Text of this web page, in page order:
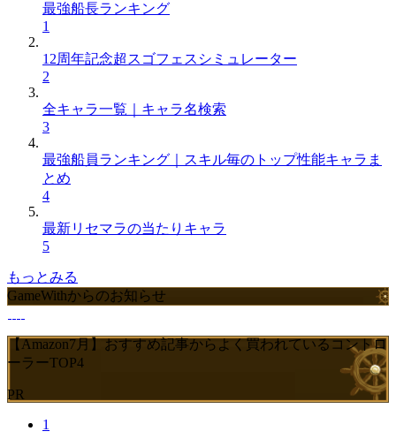
最強船長ランキング
1
12周年記念超スゴフェスシミュレーター
2
全キャラ一覧｜キャラ名検索
3
最強船員ランキング｜スキル毎のトップ性能キャラま
とめ
4
最新リセマラの当たりキャラ
5
もっとみる
GameWithからのお知らせ
【Amazon7月】おすすめ記事からよく買われているコントロ
ーラーTOP4
PR
1